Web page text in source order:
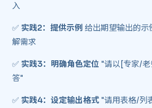
入
✅ 实践2：提供示例 给出期望输出的
解需求
✅ 实践3：明确角色定位 "请以[专家/
答"
✅ 实践4：设定输出格式 "请用表格/列